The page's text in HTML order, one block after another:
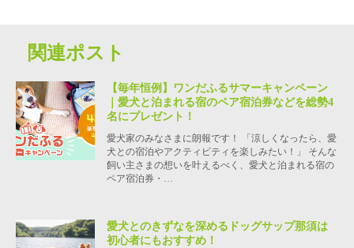
関連ポスト
【毎年恒例】ワンだふるサマーキャンペーン
｜愛犬と泊まれる宿のペア宿泊券などを総勢4
名にプレゼント！
愛犬家のみなさまに朗報です！ 「涼しくなったら、愛
犬との宿泊やアクティビティを楽しみたい！」 そんな
飼い主さまの想いを叶えるべく、愛犬と泊まれる宿の
ペア宿泊券・…
愛犬とのきずなを深めるドッグサップ那須は
初心者にもおすすめ！